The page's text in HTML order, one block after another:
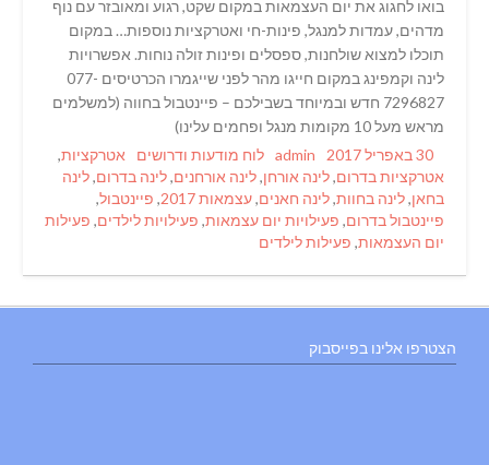
בואו לחגוג את יום העצמאות במקום שקט, רגוע ומאובזר עם נוף
מדהים, עמדות למנגל, פינות-חי ואטרקציות נוספות… במקום
תוכלו למצוא שולחנות, ספסלים ופינות זולה נוחות. אפשרויות
לינה וקמפינג במקום חייגו מהר לפני שייגמרו הכרטיסים 077-
7296827 חדש ובמיוחד בשבילכם – פיינטבול בחווה (למשלמים
מראש מעל 10 מקומות מנגל ופחמים עלינו)
Posted
on
30 באפריל 2017 Author
admin
Categories
לוח מודעות ודרושים Tags
אטרקציות,
אטרקציות בדרום,לינה אורחן,לינה אורחנים,לינה בדרום,לינה
בחאן,לינה בחוות,לינה חאנים,עצמאות 2017 , פיינטבול,
פיינטבול בדרום, פעילויות יום עצמאות, פעילויות לילדים, פעילות
יום העצמאות, פעילות לילדים
הצטרפו אלינו בפייסבוק